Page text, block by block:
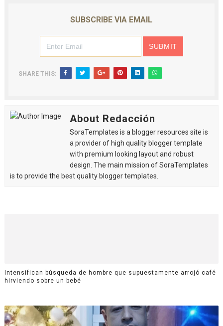
SUBSCRIBE VIA EMAIL
SHARE THIS:
About Redacción
SoraTemplates is a blogger resources site is
a provider of high quality blogger template
with premium looking layout and robust
design. The main mission of SoraTemplates
is to provide the best quality blogger templates.
Intensifican búsqueda de hombre que supuestamente arrojó café
hirviendo sobre un bebé